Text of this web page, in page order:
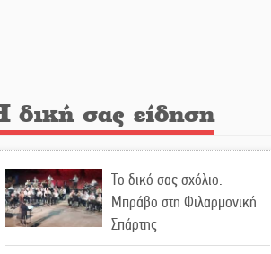
Κλήρωσε για τον Αστέρα
Οδύνη στην Απιδιά για τον
χαμό της 29χρονης Ελένης
σε τροχαίο
δική σας είδηση
Το δικό σας σχόλιο:
Μπράβο στη Φιλαρμονική
Σπάρτης